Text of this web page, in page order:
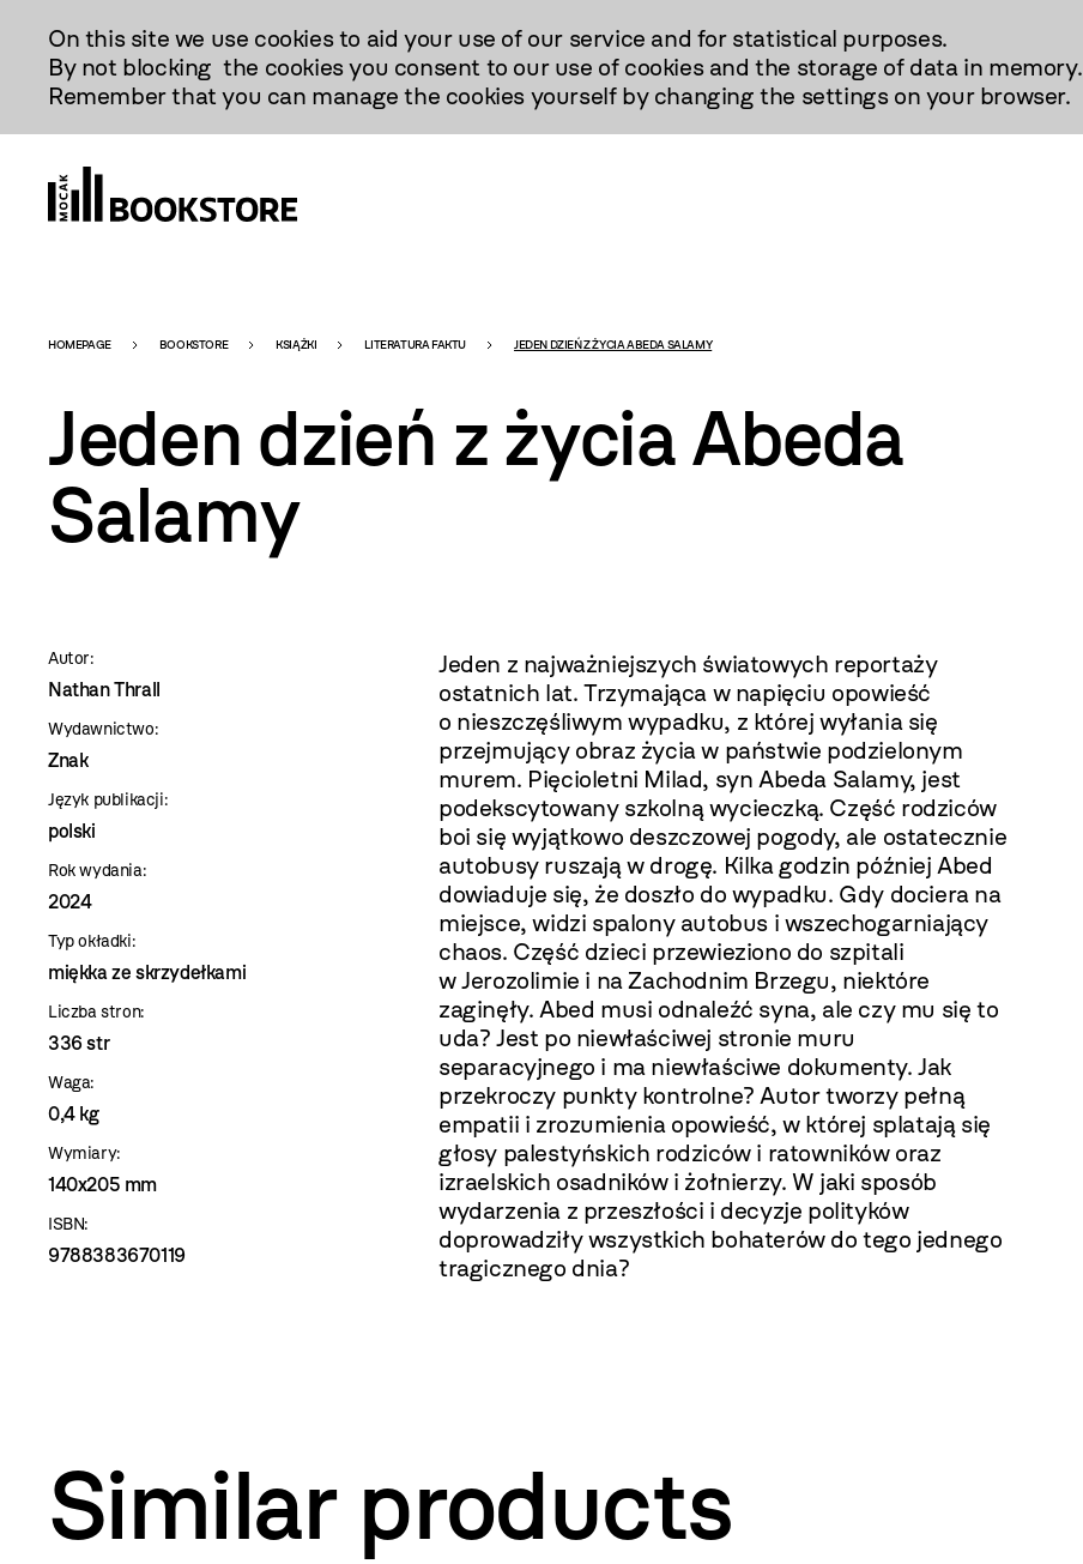
Treści
On this site we use cookies to aid your use of our service and for statistical purposes.
By not blocking the cookies you consent to our use of cookies and the storage of data in memory.
Remember that you can manage the cookies yourself by changing the settings on your browser.
Bookstore
-
szablon
szczegóły
HOMEPAGE BOOKSTORE KSIĄŻKI LITERATURA FAKTU JEDEN DZIEŃ Z ŻYCIA ABEDA SALAMY
Jeden dzień z życia Abeda
Salamy
Autor:
Nathan Thrall
Wydawnictwo:
Znak
Język publikacji:
polski
Rok wydania:
2024
Typ okładki:
miękka ze skrzydełkami
Liczba stron:
336 str
Waga:
0,4 kg
Wymiary:
140x205 mm
ISBN:
9788383670119
Jeden z najważniejszych światowych reportaży
ostatnich lat. Trzymająca w napięciu opowieść
o nieszczęśliwym wypadku, z której wyłania się
przejmujący obraz życia w państwie podzielonym
murem. Pięcioletni Milad, syn Abeda Salamy, jest
podekscytowany szkolną wycieczką. Część rodziców
boi się wyjątkowo deszczowej pogody, ale ostatecznie
autobusy ruszają w drogę. Kilka godzin później Abed
dowiaduje się, że doszło do wypadku. Gdy dociera na
miejsce, widzi spalony autobus i wszechogarniający
chaos. Część dzieci przewieziono do szpitali
w Jerozolimie i na Zachodnim Brzegu, niektóre
zaginęły. Abed musi odnaleźć syna, ale czy mu się to
uda? Jest po niewłaściwej stronie muru
separacyjnego i ma niewłaściwe dokumenty. Jak
przekroczy punkty kontrolne? Autor tworzy pełną
empatii i zrozumienia opowieść, w której splatają się
głosy palestyńskich rodziców i ratowników oraz
izraelskich osadników i żołnierzy. W jaki sposób
wydarzenia z przeszłości i decyzje polityków
doprowadziły wszystkich bohaterów do tego jednego
tragicznego dnia?
Similar products